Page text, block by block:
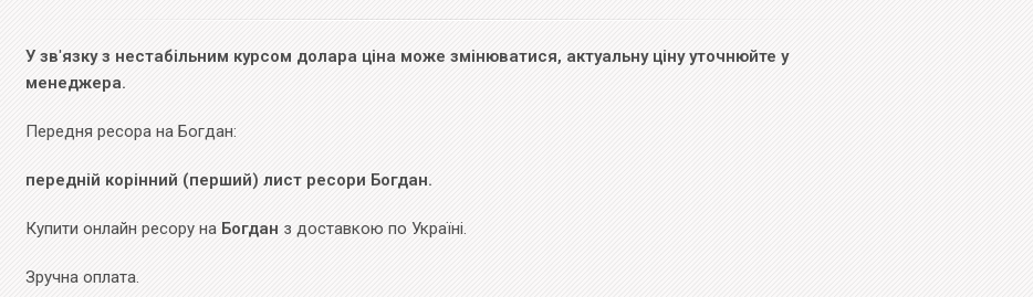
У зв'язку з нестабільним курсом долара ціна може змінюватися, актуальну ціну уточнюйте у
менеджера.
Передня ресора на Богдан:
передній корінний (перший) лист ресори Богдан.
Купити онлайн ресору на Богдан з доставкою по Україні.
Зручна оплата.